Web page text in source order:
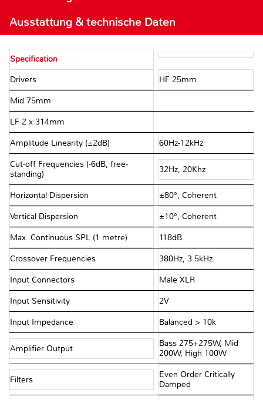
Ausstattung & technische Daten
Specification
Drivers HF 25mm
Mid 75mm
LF 2 x 314mm
Amplitude Linearity (±2dB) 60Hz-12kHz
Cut-off Frequencies (-6dB, free-
standing)
32Hz, 20Khz
Horizontal Dispersion ±80°, Coherent
Vertical Dispersion ±10°, Coherent
Max. Continuous SPL (1 metre) 118dB
Crossover Frequencies 380Hz, 3.5kHz
Input Connectors Male XLR
Input Sensitivity 2V
Input Impedance Balanced > 10kΩ
Amplifier Output
Bass 275+275W, Mid
200W, High 100W
Filters
Even Order Critically
Damped